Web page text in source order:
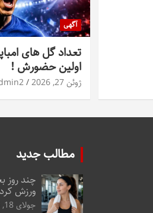
آگهی
تعداد گل های
اولین حضورش !
ژوئن 27, 2026
مطالب جدید
چند روز
ورزش
جولای 18, 2026